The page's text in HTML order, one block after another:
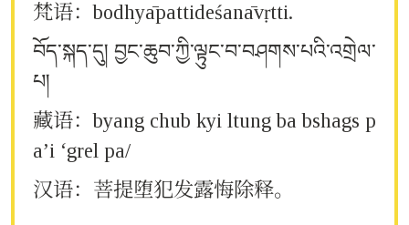
梵语：bodhyāpattideśanāvṛtti.
བོད་སྐད་དུ། བྱང་ཆུབ་ཀྱི་ལྟུང་བ་བཤགས་པའི་འགྲེལ་
པ།
藏语：byang chub kyi ltung ba bshags p
a’i ‘grel pa/
汉语：菩提堕犯发露悔除释。